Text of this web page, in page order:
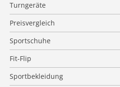
Turngeräte
Preisvergleich
Sportschuhe
Fit-Flip
Sportbekleidung